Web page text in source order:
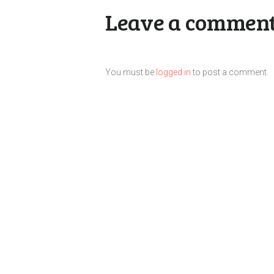
Leave a
You must be logged into post a comment.